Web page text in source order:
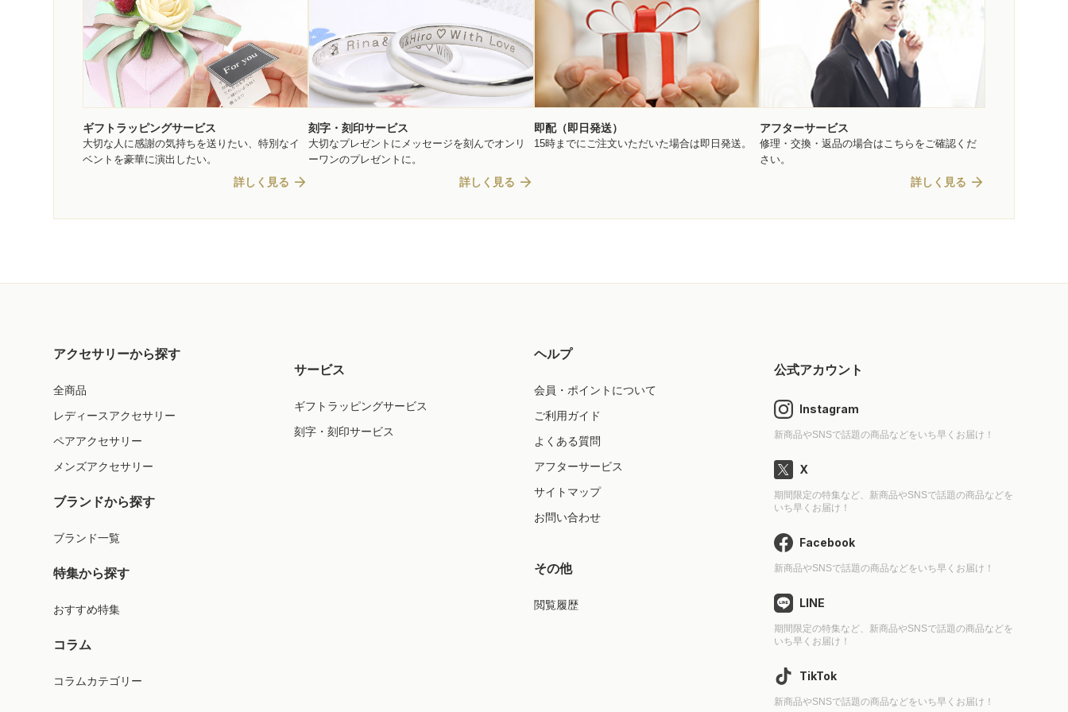
ギフトラッピングサービス
大切な人に感謝の気持ちを送りたい、特別なイ
ベントを豪華に演出したい。
詳しく見る arrow_forward
刻字・刻印サービス
大切なプレゼントにメッセージを刻んでオンリ
ーワンのプレゼントに。
詳しく見る arrow_forward
即配（即日発送）
15時までにご注文いただいた場合は即日発送。
アフターサービス
修理・交換・返品の場合はこちらをご確認くだ
さい。
詳しく見る arrow_forward
アクセサリーから探す
全商品
レディースアクセサリー
ペアアクセサリー
メンズアクセサリー
ブランドから探す
ブランド一覧
特集から探す
おすすめ特集
コラム
コラムカテゴリー
サービス
ギフトラッピングサービス
刻字・刻印サービス
ヘルプ
会員・ポイントについて
ご利用ガイド
よくある質問
アフターサービス
サイトマップ
お問い合わせ
その他
閲覧履歴
公式アカウント
Instagram
新商品やSNSで話題の商品などをいち早くお届け！
X
期間限定の特集など、新商品やSNSで話題の商品などを
いち早くお届け！
Facebook
新商品やSNSで話題の商品などをいち早くお届け！
LINE
期間限定の特集など、新商品やSNSで話題の商品などを
いち早くお届け！
TikTok
新商品やSNSで話題の商品などをいち早くお届け！